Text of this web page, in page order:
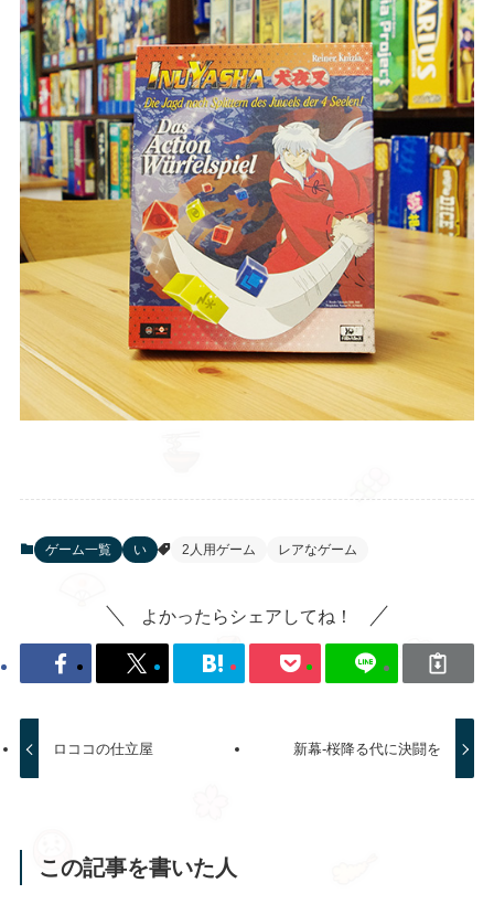
ゲーム一覧 い 2人用ゲーム レアなゲーム
よかったらシェアしてね！
ロココの仕立屋 新幕-桜降る代に決闘を
この記事を書いた人